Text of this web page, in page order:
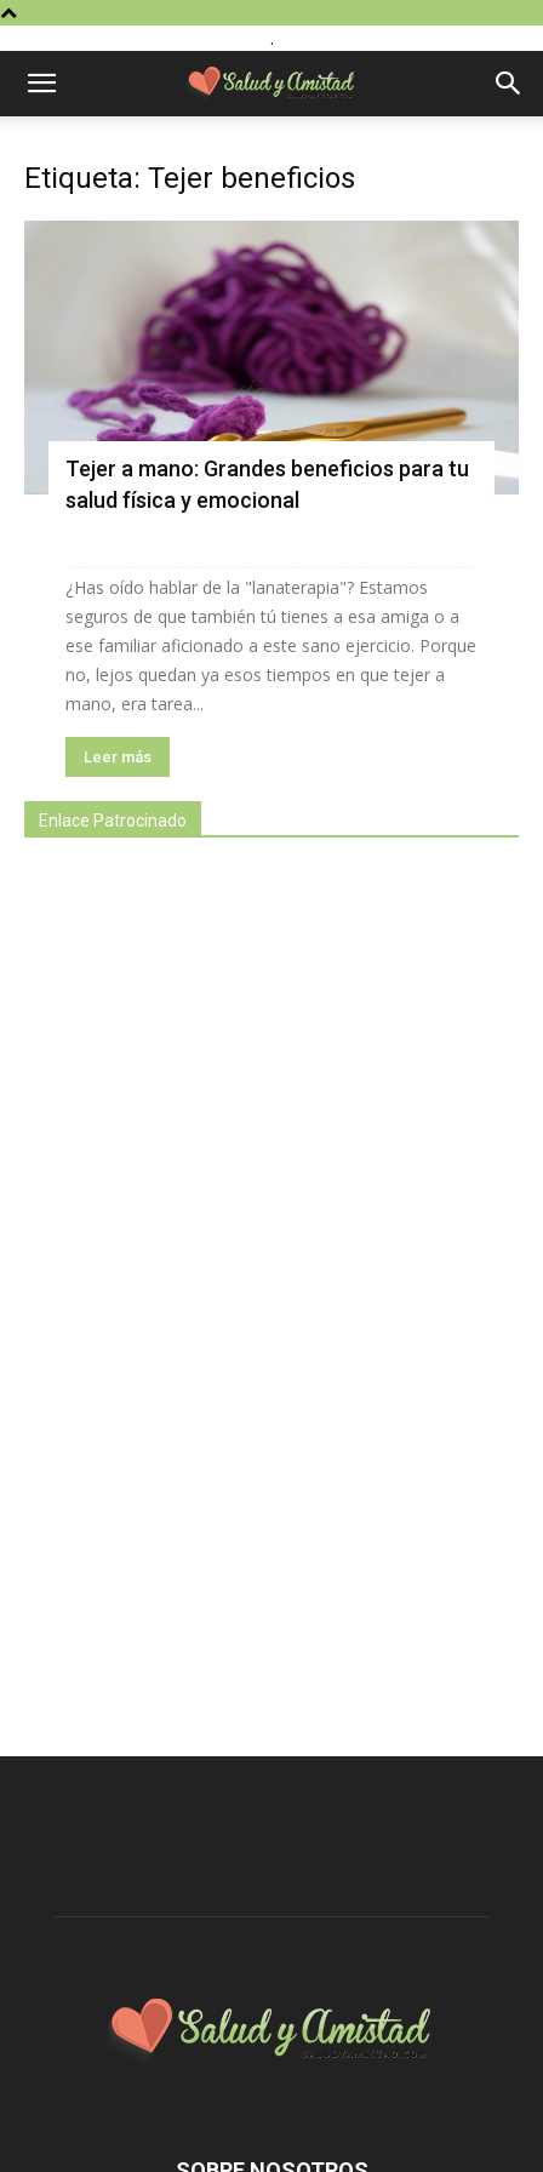
.
Etiqueta: Tejer beneficios
Tejer a mano: Grandes beneficios para tu
salud física y emocional
¿Has oído hablar de la "lanaterapia"? Estamos
seguros de que también tú tienes a esa amiga o a
ese familiar aficionado a este sano ejercicio. Porque
no, lejos quedan ya esos tiempos en que tejer a
mano, era tarea...
Leer más
Enlace Patrocinado